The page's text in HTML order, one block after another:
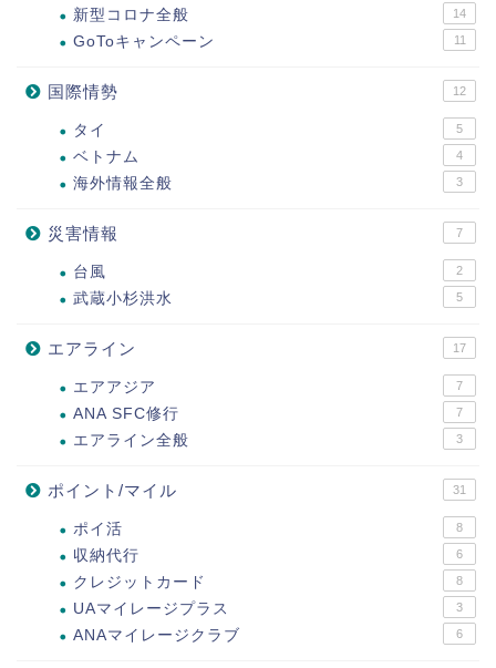
新型コロナ全般 14
GoToキャンペーン 11
国際情勢 12
タイ 5
ベトナム 4
海外情報全般 3
災害情報 7
台風 2
武蔵小杉洪水 5
エアライン 17
エアアジア 7
ANA SFC修行 7
エアライン全般 3
ポイント/マイル 31
ポイ活 8
収納代行 6
クレジットカード 8
UAマイレージプラス 3
ANAマイレージクラブ 6